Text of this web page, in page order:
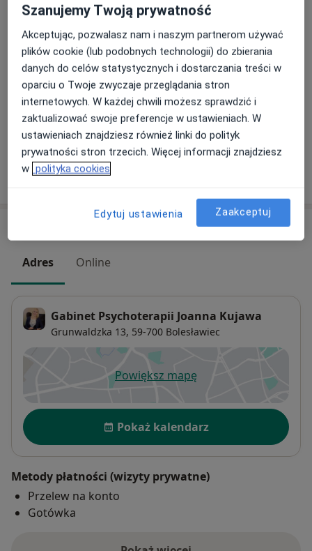
190 zł Szczegóły
Psychoterapia indywidualna
190 zł Szczegóły Umów wizytę
Psychoterapia par i małżeństw
250 zł Szczegóły
W jaki sposób ustalane są ceny?
Adres Online
Gabinet Psychoterapii Joanna Kujawa
Grunwaldzka 13, 59-700 Bolesławiec
Powiększ mapęotwiera się w nowej karcie
Dostępność
Pokaż kalendarz
Metody płatności (wizyty prywatne)
Przelew na konto
Gotówka
Szanujemy Twoją prywatność
Akceptując, pozwalasz nam i naszym partnerom używać
plików cookie (lub podobnych technologii) do zbierania
danych do celów statystycznych i dostarczania treści w
oparciu o Twoje zwyczaje przeglądania stron
internetowych. W każdej chwili możesz sprawdzić i
zaktualizować swoje preferencje w ustawieniach. W
ustawieniach znajdziesz również linki do polityk
prywatności stron trzecich. Więcej informacji znajdziesz
w polityka cookies
Edytuj ustawienia Zaakceptuj